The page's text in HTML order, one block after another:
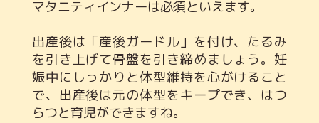
マタニティインナーは必須といえます。
出産後は「産後ガードル」を付け、たるみ
を引き上げて骨盤を引き締めましょう。妊
娠中にしっかりと体型維持を心がけること
で、出産後は元の体型をキープでき、はつ
らつと育児ができますね。